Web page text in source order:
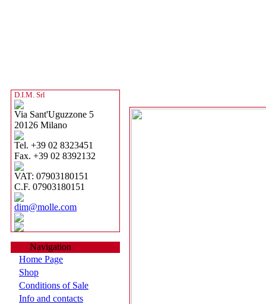
D.I.M. Srl
Via Sant'Uguzzone 5
20126 Milano
Tel. +39 02 8323451
Fax. +39 02 8392132
VAT: 07903180151
C.F. 07903180151
dim@molle.com
Navigation
Home Page
Shop
Conditions of Sale
Info and contacts